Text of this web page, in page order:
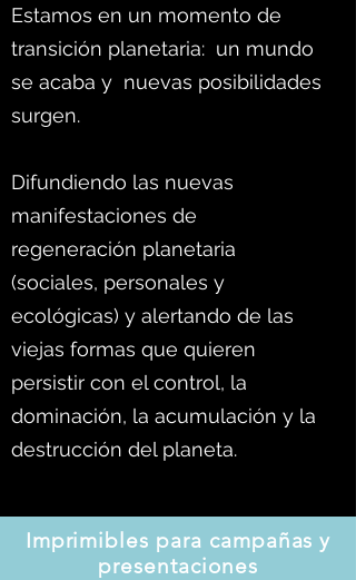
Estamos en un momento de
transición planetaria: un mundo
se acaba y nuevas posibilidades
surgen.
Difundiendo las nuevas
manifestaciones de
regeneración planetaria
(sociales, personales y
ecológicas) y alertando de las
viejas formas que quieren
persistir con el control, la
dominación, la acumulación y la
destrucción del planeta.
Imprimibles para campañas y
presentaciones